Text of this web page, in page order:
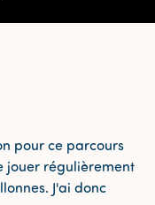
pour ce parcours
jouer régulièrement
J'ai donc